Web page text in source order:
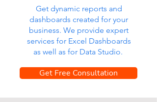
Get dynamic reports and
dashboards created for your
business. We provide expert
services for Excel Dashboards
as well as for Data Studio.
Get Free Consultation